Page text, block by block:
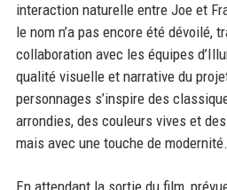
interaction naturelle entre Joe et
le nom n’a pas encore été dévoilé,
collaboration avec les équipes
qualité visuelle et narrative du
personnages s’inspire des
arrondies, des couleurs vives et
mais avec une touche de modernité.